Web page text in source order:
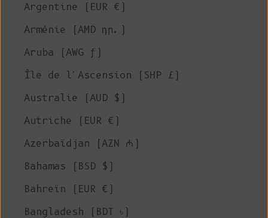
Argentine (EUR €)
Arménie (AMD դր.)
Aruba (AWG ƒ)
Île de l'Ascension (SHP £)
Australie (AUD $)
Autriche (EUR €)
Azerbaïdjan (AZN ₼)
Bahamas (BSD $)
Bahreïn (EUR €)
Bangladesh (BDT ৳)